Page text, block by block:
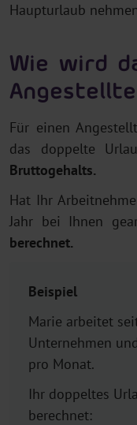
Haupturlaub
Wie wird
Für einen
das doppelte
Bruttogehalts.
Hat Ihr
Jahr bei Ihnen
berechnet.
Beispiel
Marie arbeitet
Unternehmen
pro Monat.
Ihr doppeltes
berechnet: